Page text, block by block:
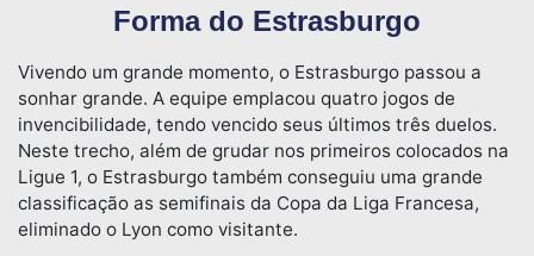
Forma do Estrasburgo
Vivendo um grande momento, o Estrasburgo passou a
sonhar grande. A equipe emplacou quatro jogos de
invencibilidade, tendo vencido seus últimos três duelos.
Neste trecho, além de grudar nos primeiros colocados na
Ligue 1, o Estrasburgo também conseguiu uma grande
classificação as semifinais da Copa da Liga Francesa,
eliminado o Lyon como visitante.